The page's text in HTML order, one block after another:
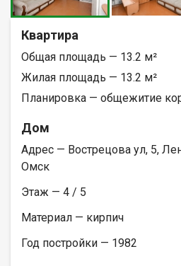
Квартира
Общая площадь — 13.2 м²
Жилая площадь — 13.2 м²
Планировка — общежитие
Дом
Адрес — Вострецова ул, 5,
Омск
Этаж — 4 / 5
Материал — кирпич
Год постройки — 1982